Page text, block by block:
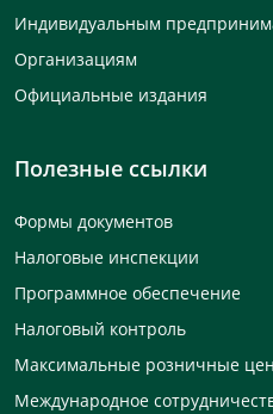
Индивидуальным
Организациям
Официальные издания
Полезные ссылки
Формы документов
Налоговые инспекции
Программное обеспечение
Налоговый контроль
Максимальные розничные
Международное